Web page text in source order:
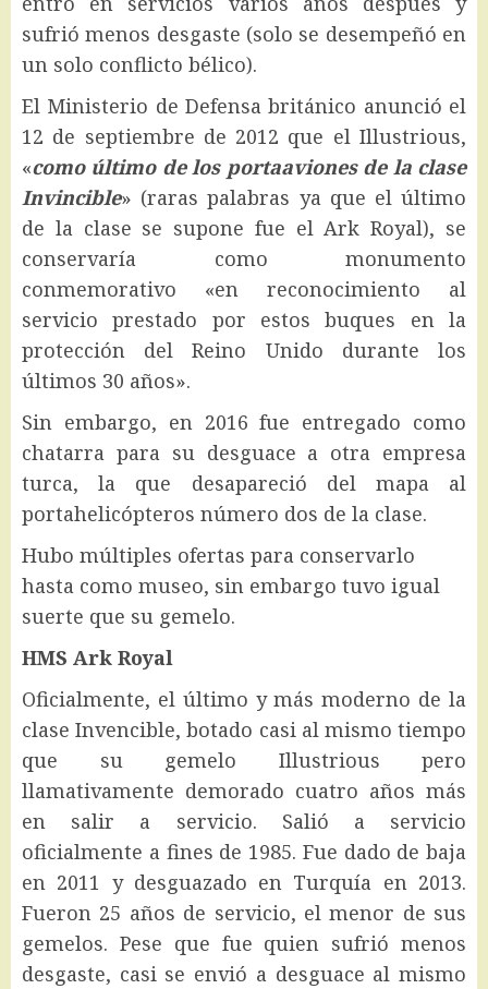
sufrió menos desgaste (solo se desempeñó en
un solo conflicto bélico).
El Ministerio de Defensa británico anunció el
12 de septiembre de 2012 que el Illustrious,
«como último de los portaaviones de la clase
Invincible» (raras palabras ya que el último
de la clase se supone fue el Ark Royal), se
conservaría como monumento
conmemorativo «en reconocimiento al
servicio prestado por estos buques en la
protección del Reino Unido durante los
últimos 30 años».
Sin embargo, en 2016 fue entregado como
chatarra para su desguace a otra empresa
turca, la que desapareció del mapa al
portahelicópteros número dos de la clase.
Hubo múltiples ofertas para conservarlo
hasta como museo, sin embargo tuvo igual
suerte que su gemelo.
HMS Ark Royal
Oficialmente, el último y más moderno de la
clase Invencible, botado casi al mismo tiempo
que su gemelo Illustrious pero
llamativamente demorado cuatro años más
en salir a servicio. Salió a servicio
oficialmente a fines de 1985. Fue dado de baja
en 2011 y desguazado en Turquía en 2013.
Fueron 25 años de servicio, el menor de sus
gemelos. Pese que fue quien sufrió menos
desgaste, casi se envió a desguace al mismo